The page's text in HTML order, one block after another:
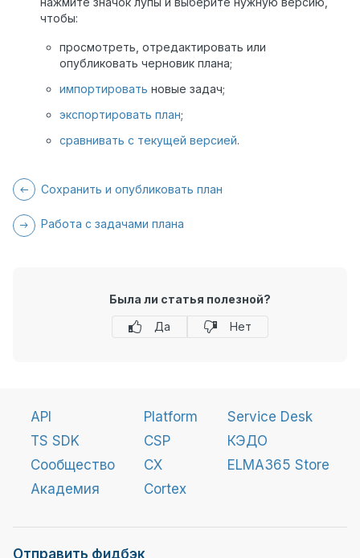
чтобы:
просмотреть, отредактировать или
опубликовать черновик плана;
импортировать новые задач;
экспортировать план;
сравнивать с текущей версией.
Сохранить и опубликовать план
Работа с задачами плана
Была ли статья полезной?
Да
Нет
API
TS SDK
Сообщество
Академия
Platform
CSP
CX
Cortex
Service Desk
КЭДО
ELMA365 Store
Отправить фидбэк